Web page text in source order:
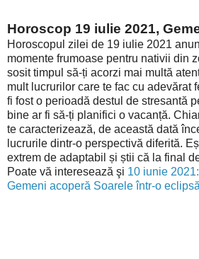
Horoscop 19 iulie 2021,
Horoscopul zilei de 19 iulie 2021
momente frumoase pentru nativii din
sosit timpul să-ți acorzi mai multă
mult lucrurilor care te fac cu adevărat
fi fost o perioadă destul de stresantă
bine ar fi să-ți planifici o vacanță.
te caracterizează, de această dată
lucrurile dintr-o perspectivă diferită.
extrem de adaptabil și știi că la final
Poate vă interesează şi 10 iunie
Gemeni acoperă Soarele într-o eclipsă